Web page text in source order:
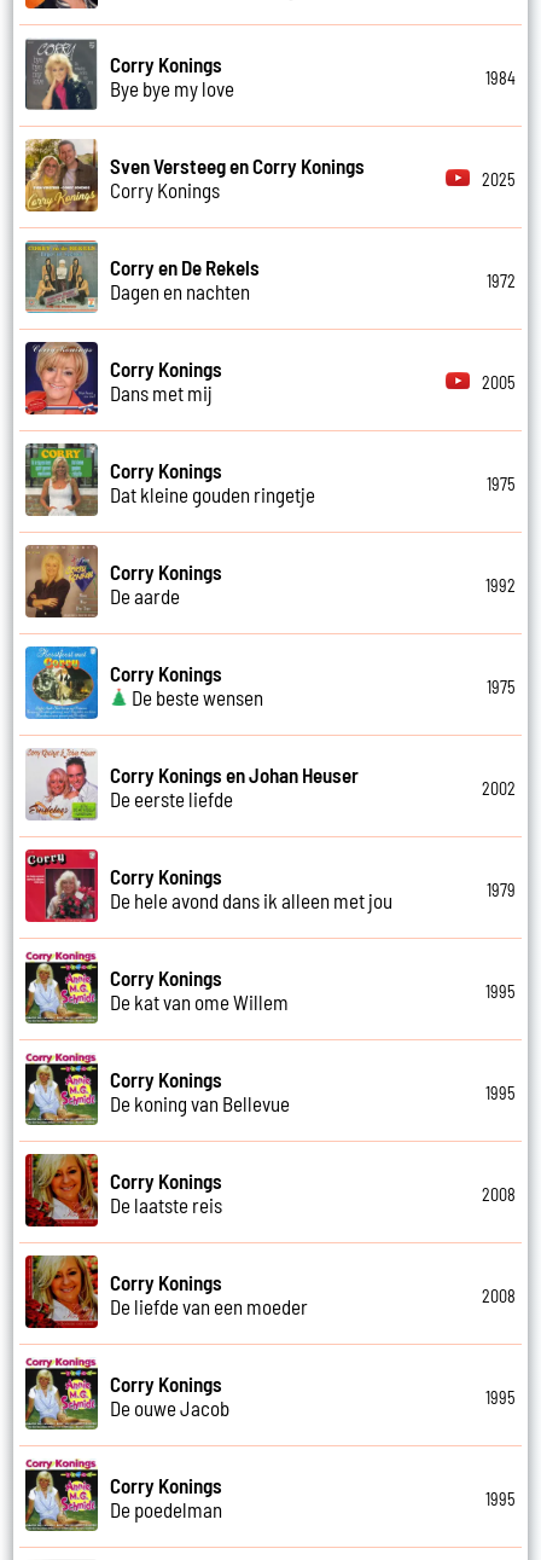
Corry Konings
Bye bye my love
1984
Sven Versteeg en Corry Konings
Corry Konings
2025
Corry en De Rekels
Dagen en nachten
1972
Corry Konings
Dans met mij
2005
Corry Konings
Dat kleine gouden ringetje
1975
Corry Konings
De aarde
1992
Corry Konings
De beste wensen
1975
Corry Konings en Johan Heuser
De eerste liefde
2002
Corry Konings
De hele avond dans ik alleen met jou
1979
Corry Konings
De kat van ome Willem
1995
Corry Konings
De koning van Bellevue
1995
Corry Konings
De laatste reis
2008
Corry Konings
De liefde van een moeder
2008
Corry Konings
De ouwe Jacob
1995
Corry Konings
De poedelman
1995